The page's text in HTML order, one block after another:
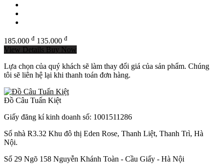
185.000 đ 135.000 đ
View Details Buy Now
Lựa chọn của quý khách sẽ làm thay đổi giá của sản phẩm. Chúng
tôi sẽ liên hệ lại khi thanh toán đơn hàng.
Đồ Câu Tuấn Kiệt
Giấy đăng kí kinh doanh số: 1001511286
Số nhà R3.32 Khu đô thị Eden Rose, Thanh Liệt, Thanh Trì, Hà
Nội.
Số 29 Ngõ 158 Nguyễn Khánh Toàn - Cầu Giấy - Hà Nội